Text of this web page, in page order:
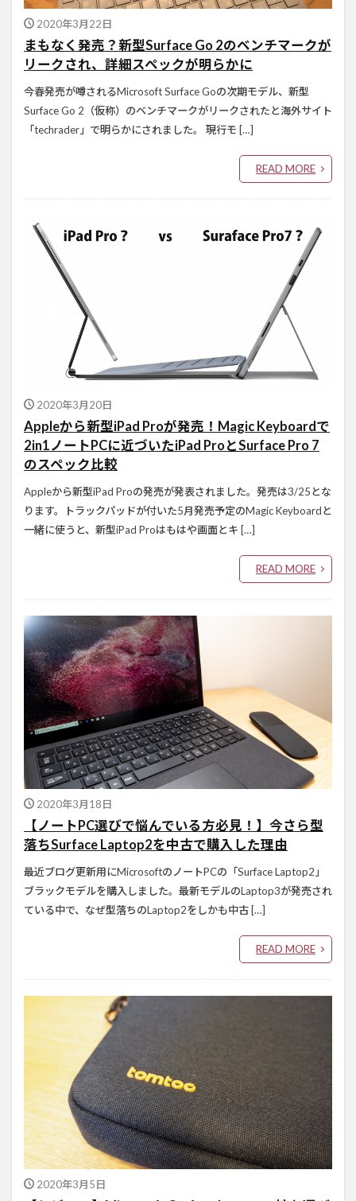
2020年3月22日
まもなく発売？新型Surface Go 2のベンチマークが
リークされ、詳細スペックが明らかに
今春発売が噂されるMicrosoft Surface Goの次期モデル、新型
Surface Go 2（仮称）のベンチマークがリークされたと海外サイト
「techrader」で明らかにされました。 現行モ […]
READ MORE
2020年3月20日
Appleから新型iPad Proが発売！Magic Keyboardで
2in1ノートPCに近づいたiPad ProとSurface Pro 7
のスペック比較
Appleから新型iPad Proの発売が発表されました。発売は3/25とな
ります。トラックパッドが付いた5月発売予定のMagic Keyboardと
一緒に使うと、新型iPad Proはもはや画面とキ […]
READ MORE
2020年3月18日
【ノートPC選びで悩んでいる方必見！】今さら型
落ちSurface Laptop2を中古で購入した理由
最近ブログ更新用にMicrosoftのノートPCの「Surface Laptop2」
ブラックモデルを購入しました。最新モデルのLaptop3が発売され
ている中で、なぜ型落ちのLaptop2をしかも中古 […]
READ MORE
2020年3月5日